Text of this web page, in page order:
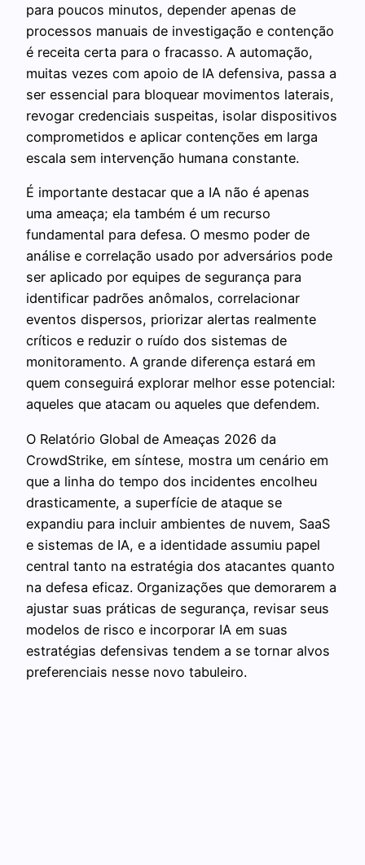
para poucos minutos, depender apenas de
processos manuais de investigação e contenção
é receita certa para o fracasso. A automação,
muitas vezes com apoio de IA defensiva, passa a
ser essencial para bloquear movimentos laterais,
revogar credenciais suspeitas, isolar dispositivos
comprometidos e aplicar contenções em larga
escala sem intervenção humana constante.
É importante destacar que a IA não é apenas
uma ameaça; ela também é um recurso
fundamental para defesa. O mesmo poder de
análise e correlação usado por adversários pode
ser aplicado por equipes de segurança para
identificar padrões anômalos, correlacionar
eventos dispersos, priorizar alertas realmente
críticos e reduzir o ruído dos sistemas de
monitoramento. A grande diferença estará em
quem conseguirá explorar melhor esse potencial:
aqueles que atacam ou aqueles que defendem.
O Relatório Global de Ameaças 2026 da
CrowdStrike, em síntese, mostra um cenário em
que a linha do tempo dos incidentes encolheu
drasticamente, a superfície de ataque se
expandiu para incluir ambientes de nuvem, SaaS
e sistemas de IA, e a identidade assumiu papel
central tanto na estratégia dos atacantes quanto
na defesa eficaz. Organizações que demorarem a
ajustar suas práticas de segurança, revisar seus
modelos de risco e incorporar IA em suas
estratégias defensivas tendem a se tornar alvos
preferenciais nesse novo tabuleiro.